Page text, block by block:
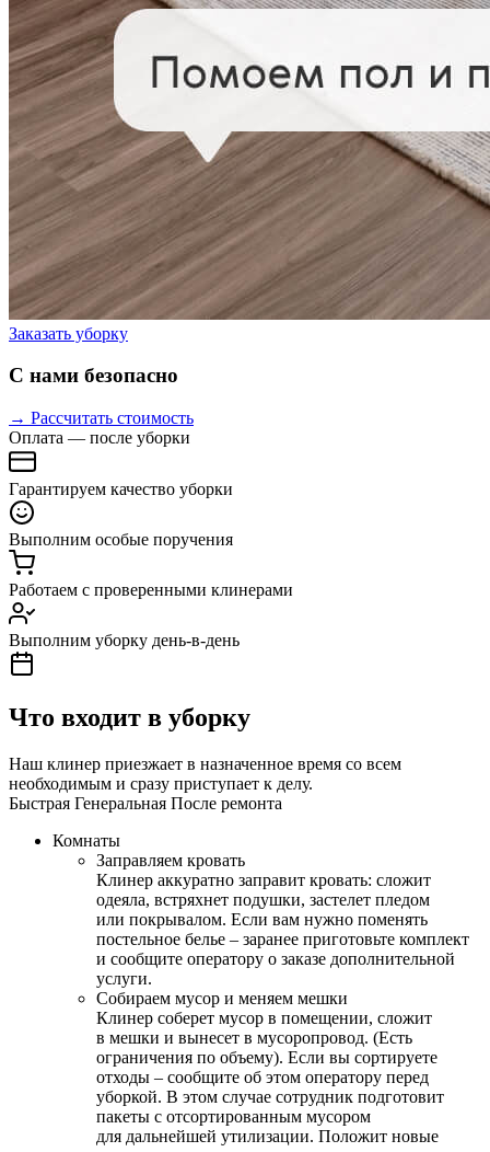
Заказать уборку
С нами безопасно
→ Рассчитать стоимость
Оплата — после уборки
Гарантируем качество уборки
Выполним особые поручения
Работаем с проверенными клинерами
Выполним уборку день-в-день
Что входит в уборку
Наш клинер приезжает в назначенное время со всем
необходимым и сразу приступает к делу.
Быстрая Генеральная После ремонта
Комнаты
Заправляем кровать
Клинер аккуратно заправит кровать: сложит
одеяла, встряхнет подушки, застелет пледом
или покрывалом. Если вам нужно поменять
постельное белье – заранее приготовьте комплект
и сообщите оператору о заказе дополнительной
услуги.
Собираем мусор и меняем мешки
Клинер соберет мусор в помещении, сложит
в мешки и вынесет в мусоропровод. (Есть
ограничения по объему). Если вы сортируете
отходы – сообщите об этом оператору перед
уборкой. В этом случае сотрудник подготовит
пакеты с отсортированным мусором
для дальнейшей утилизации. Положит новые